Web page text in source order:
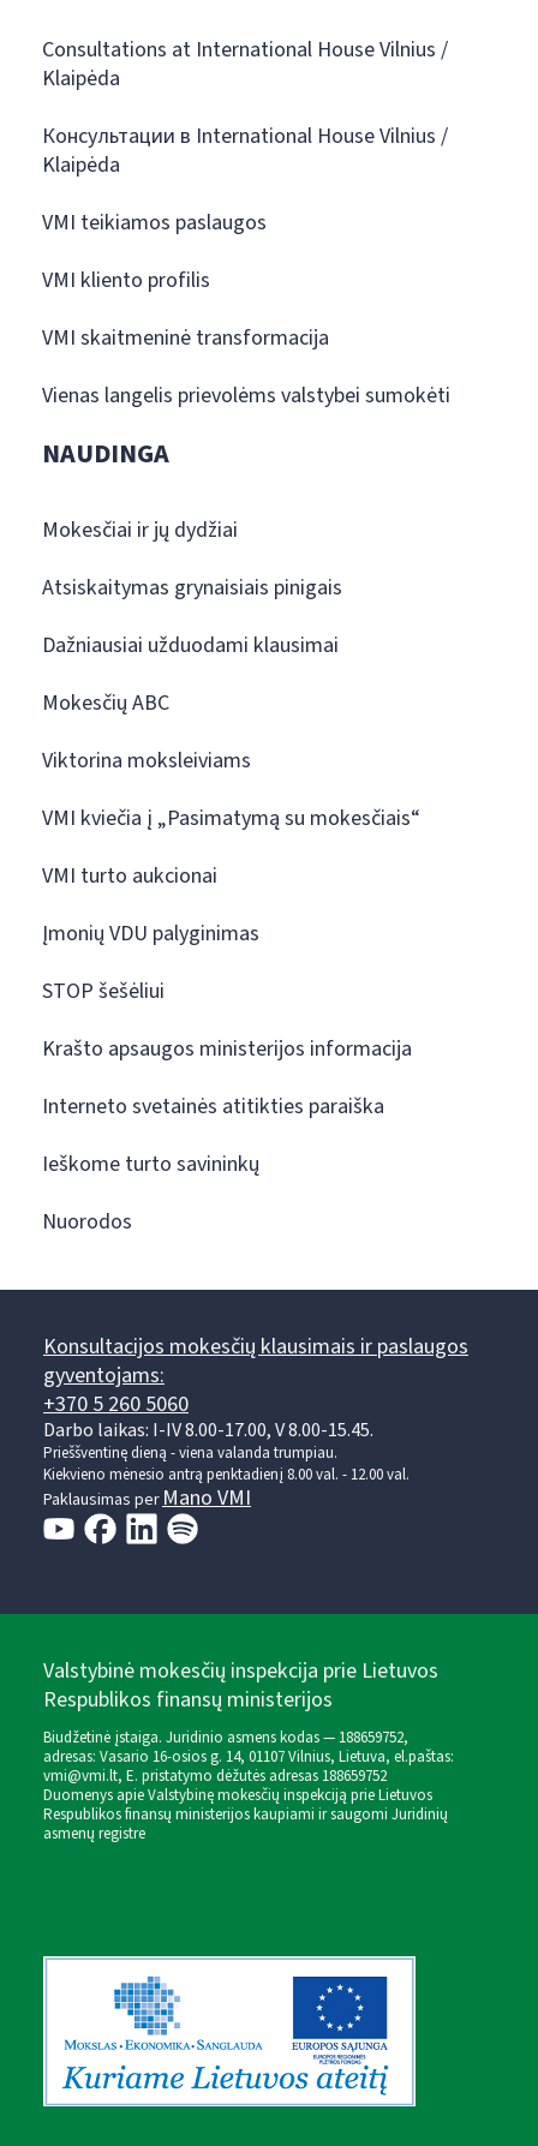
Consultations at International House Vilnius /
Klaipėda
Консультации в International House Vilnius /
Klaipėda
VMI teikiamos paslaugos
VMI kliento profilis
VMI skaitmeninė transformacija
Vienas langelis prievolėms valstybei sumokėti
NAUDINGA
Mokesčiai ir jų dydžiai
Atsiskaitymas grynaisiais pinigais
Dažniausiai užduodami klausimai
Mokesčių ABC
Viktorina moksleiviams
VMI kviečia į „Pasimatymą su mokesčiais“
VMI turto aukcionai
Įmonių VDU palyginimas
STOP šešėliui
Krašto apsaugos ministerijos informacija
Interneto svetainės atitikties paraiška
Ieškome turto savininkų
Nuorodos
Konsultacijos mokesčių klausimais ir paslaugos
gyventojams:
+370 5 260 5060
Darbo laikas: I-IV 8.00-17.00, V 8.00-15.45.
Prieššventinę dieną - viena valanda trumpiau.
Kiekvieno mėnesio antrą penktadienį 8.00 val. - 12.00 val.
Paklausimas perMano VMI
Valstybinė mokesčių inspekcija prie Lietuvos
Respublikos finansų ministerijos
Biudžetinė įstaiga. Juridinio asmens kodas — 188659752,
adresas: Vasario 16-osios g. 14, 01107 Vilnius, Lietuva, el.paštas:
vmi@vmi.lt, E. pristatymo dėžutės adresas 188659752
Duomenys apie Valstybinę mokesčių inspekciją prie Lietuvos
Respublikos finansų ministerijos kaupiami ir saugomi Juridinių
asmenų registre